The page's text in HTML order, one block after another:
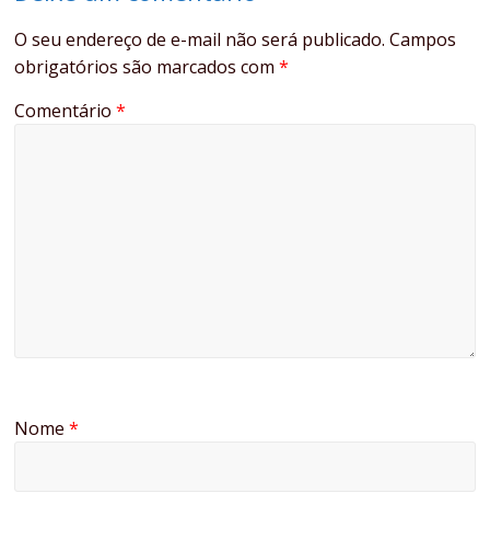
O seu endereço de e-mail não será publicado. Campos
obrigatórios são marcados com*
Comentário*
Nome*